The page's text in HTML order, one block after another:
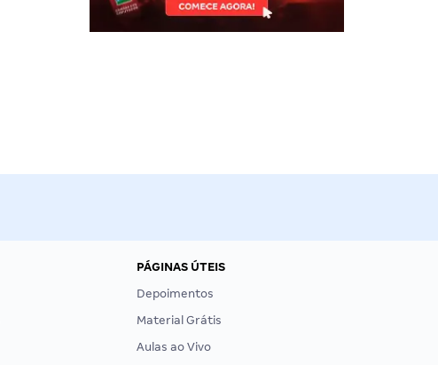
PÁGINAS ÚTEIS
Depoimentos
Material Grátis
Aulas ao Vivo